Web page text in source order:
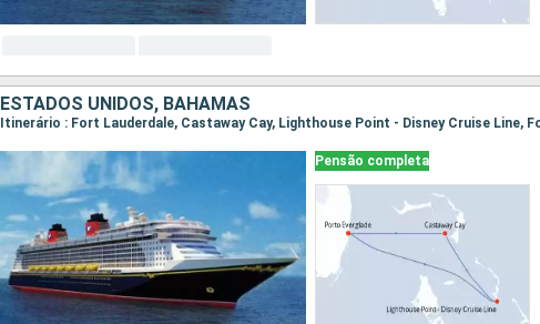
ESTADOS UNIDOS, BAHAMAS
Itinerário : Fort Lauderdale, Castaway Cay, Lighthouse Point - Disney Cruise Line,
Pensão completa